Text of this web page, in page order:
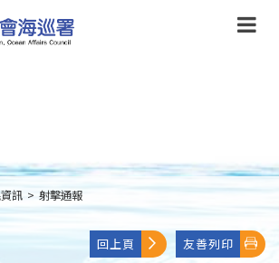
訊 > 射擊通報
回上頁 友善列印